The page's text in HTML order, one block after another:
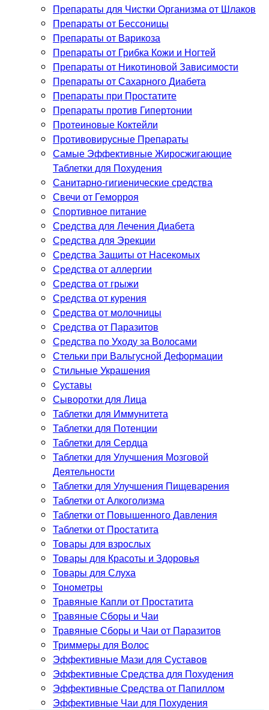
Препараты для Чистки Организма от Шлаков
Препараты от Бессоницы
Препараты от Варикоза
Препараты от Грибка Кожи и Ногтей
Препараты от Никотиновой Зависимости
Препараты от Сахарного Диабета
Препараты при Простатите
Препараты против Гипертонии
Протеиновые Коктейли
Противовирусные Препараты
Самые Эффективные Жиросжигающие
Таблетки для Похудения
Санитарно-гигиенические средства
Свечи от Геморроя
Спортивное питание
Средства для Лечения Диабета
Средства для Эрекции
Средства Защиты от Насекомых
Средства от аллергии
Средства от грыжи
Средства от курения
Средства от молочницы
Средства от Паразитов
Средства по Уходу за Волосами
Стельки при Вальгусной Деформации
Стильные Украшения
Суставы
Сыворотки для Лица
Таблетки для Иммунитета
Таблетки для Потенции
Таблетки для Сердца
Таблетки для Улучшения Мозговой
Деятельности
Таблетки для Улучшения Пищеварения
Таблетки от Алкоголизма
Таблетки от Повышенного Давления
Таблетки от Простатита
Товары для взрослых
Товары для Красоты и Здоровья
Товары для Слуха
Тонометры
Травяные Капли от Простатита
Травяные Сборы и Чаи
Травяные Сборы и Чаи от Паразитов
Триммеры для Волос
Эффективные Мази для Суставов
Эффективные Средства для Похудения
Эффективные Средства от Папиллом
Эффективные Чаи для Похудения